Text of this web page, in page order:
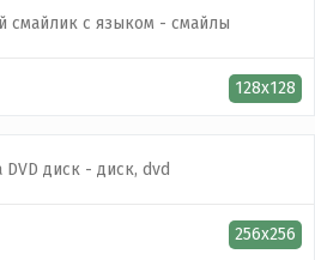
128x128
256x256